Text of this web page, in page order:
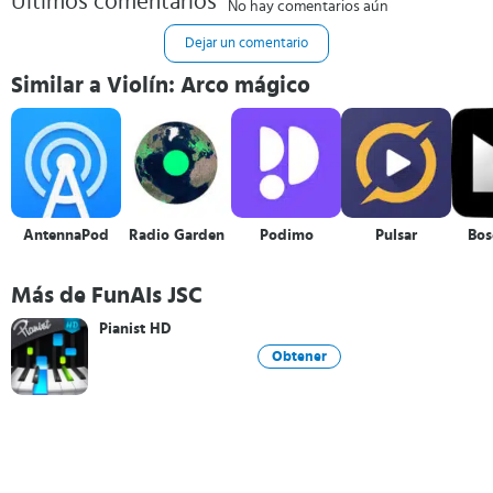
No hay comentarios aún
Dejar un comentario
Similar a Violín: Arco mágico
AntennaPod Radio Garden Podimo Pulsar
Más de FunAIs JSC
Pianist HD
Obtener